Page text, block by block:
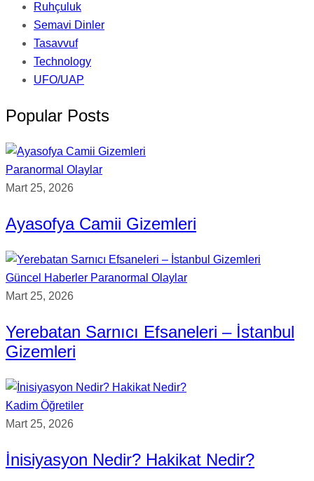
Ruhçuluk
Semavi Dinler
Tasavvuf
Technology
UFO/UAP
Popular Posts
Paranormal Olaylar
Mart 25, 2026
Ayasofya Camii Gizemleri
Güncel Haberler Paranormal Olaylar
Mart 25, 2026
Yerebatan Sarnıcı Efsaneleri – İstanbul
Gizemleri
Kadim Öğretiler
Mart 25, 2026
İnisiyasyon Nedir? Hakikat Nedir?